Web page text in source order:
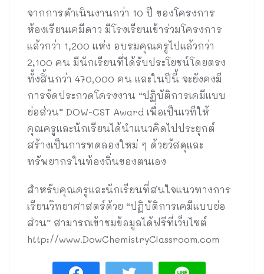
จากการดำเนินงานกว่า 10 ปี ของโครงการ
ห้องเรียนเคมีดาว มีโรงเรียนเข้าร่วมโครงการ
แล้วกว่า 1,200 แห่ง อบรมคุณครูไปแล้วกว่า
2,100 คน มีนักเรียนที่ได้รับประโยชน์โดยตรง
ทั้งสิ้นกว่า 470,000 คน และในปีนี้ จะยังคงมี
การจัดประกวดโครงงาน “ปฏิบัติการเคมีแบบ
ย่อส่วน” DOW-CST Award เพื่อเป็นเวทีให้
คุณครูและนักเรียนได้นำแนวคิดไปประยุกต์
สร้างเป็นการทดลองใหม่ ๆ ด้วยวัสดุและ
ทรัพยากรในท้องถิ่นของตนเอง
สำหรับคุณครูและนักเรียนที่สนใจแนวทางการ
เรียนวิทยาศาสตร์ด้วย “ปฏิบัติการเคมีแบบย่อ
ส่วน” สามารถเข้าชมข้อมูลได้ฟรีที่เว็บไซต์
http://www.DowChemistryClassroom.com